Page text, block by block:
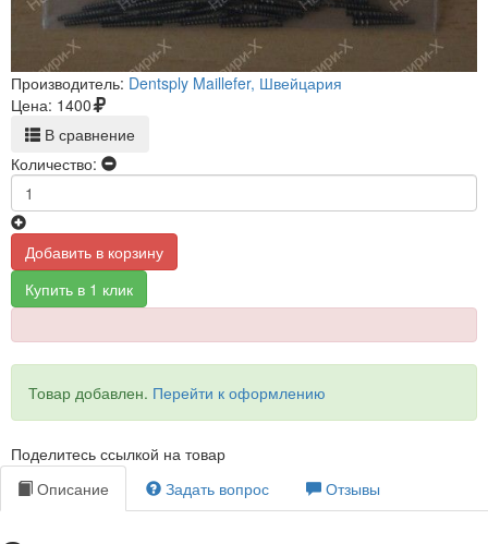
Производитель: Dentsply Maillefer, Швейцария
Цена: 1400
В сравнение
Количество:
Добавить в корзину
Купить в 1 клик
Товар добавлен. Перейти к оформлению
Поделитесь ссылкой на товар
Описание
Задать вопрос Отзывы